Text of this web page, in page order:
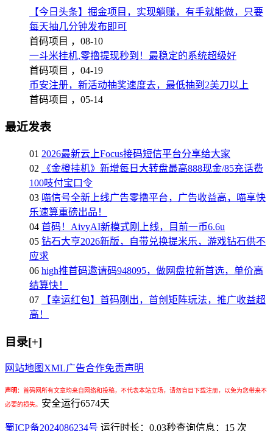
【今日头条】掘金项目，实现躺赚，有手就能做，只要
每天抽几分钟发布即可
首码项目 ， 08-10
一斗米挂机,零撸提现秒到！最稳定的系统超级好
首码项目 ， 04-19
币安注册，新活动抽奖速度去，最低抽到2美刀以上
首码项目 ， 05-14
最近发表
01 2026最新云上Focus接码短信平台分享给大家
02
《金橙挂机》新增每日大转盘最高888现金/85充话费
100吱付宝口令
03 喵信号全新上线广告零撸平台，广告收益高，喵享快
乐速算重磅出品！
04 首码！AivyAI新模式刚上线，目前一币6.6u
05 钻石大亨2026新版，自带兑换提米乐，游戏钻石供不
应求
06 high推首码邀请码948095，做网盘拉新首选，单价高
结算快！
07
【幸运红包】首码刚出，首创矩阵玩法，推广收益超
高！
目录[+]
网站地图 XML广告合作免责声明
声明： 首码网所有文章均来自网络和投稿，不代表本站立场，请勿盲目下载注册，以免为您带来不
必要的损失。 安全运行6574天
蜀ICP备2024086234号 运行时长：0.03秒查询信息：15 次